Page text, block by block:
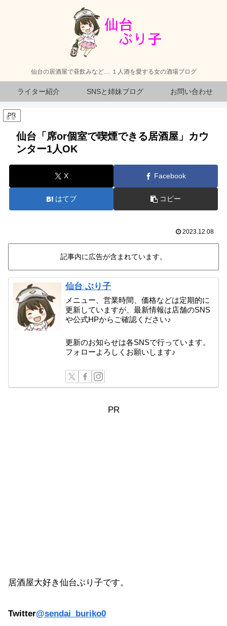
仙台の居酒屋で昼飲みなど… １人酒を愛する女の酒場ブログ
ライター紹介 SNSと姉妹ブログ お問い合わせ
PR
仙台「席or個室で喫煙できる居酒屋」カウ
ンター1人OK
X Facebook
はてブ コピー
2023.12.08
記事内に広告が含まれています。
仙台 ぶり子
メニュー、営業時間、価格などは定期的に
更新していますが、最新情報は店舗のSNS
や公式HPからご確認ください♪
更新のお知らせは各SNSで行っています。
フォローよろしくお願いします♪
PR
居酒屋大好き仙台ぶり子です。
Twitter@sendai_buriko0